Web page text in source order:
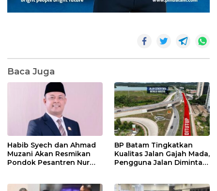
Baca Juga
Habib Syech dan Ahmad
Muzani Akan Resmikan
Pondok Pesantren Nur
BP Batam Tingkatkan
Kualitas Jalan Gajah Mada,
Pengguna Jalan Diminta